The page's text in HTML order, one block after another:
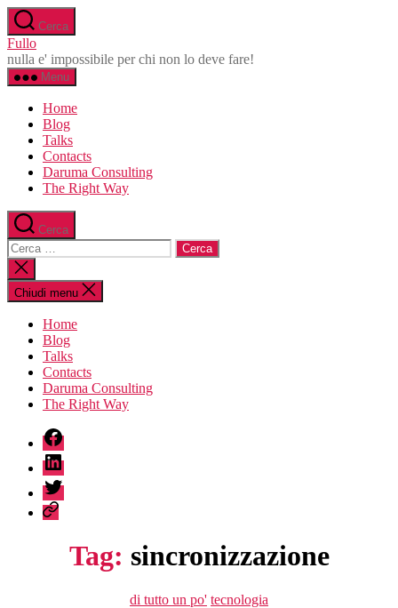
Salta
al
contenuto
Cerca
Fullo
nulla e' impossibile per chi non lo deve fare!
Menu
Home
Blog
Talks
Contacts
Daruma Consulting
The Right Way
Cerca
Cerca:
Chiudi
la
ricerca
Chiudi menu
Home
Blog
Talks
Contacts
Daruma Consulting
The Right Way
fb
linkedin
twitter
sessionize
Tag: sincronizzazione
Categorie
di tutto un po' tecnologia